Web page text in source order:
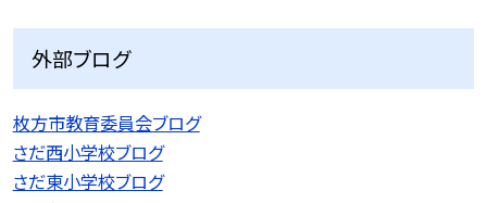
外部ブログ
枚方市教育委員会ブログ
さだ西小学校ブログ
さだ東小学校ブログ